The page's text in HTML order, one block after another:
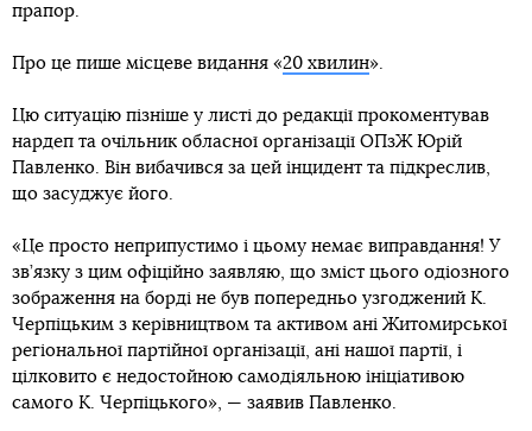
прапор.
Про це пише місцеве видання «20 хвилин».
Цю ситуацію пізніше у листі до редакції прокоментував
нардеп та очільник обласної організації ОПзЖ Юрій
Павленко. Він вибачився за цей інцидент та підкреслив,
що засуджує його.
«Це просто неприпустимо і цьому немає виправдання! У
зв’язку з цим офіційно заявляю, що зміст цього одіозного
зображення на борді не був попередньо узгоджений К.
Черпіцьким з керівництвом та активом ані Житомирської
регіональної партійної організації, ані нашої партії, і
цілковито є недостойною самодіяльною ініціативою
самого К. Черпіцького», — заявив Павленко.